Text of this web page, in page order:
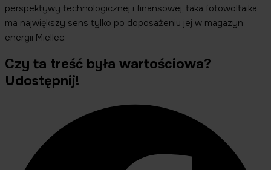
perspektywy technologicznej i finansowej, taka fotowoltaika
ma największy sens tylko po doposażeniu jej w magazyn
energii Miellec.
Czy ta treść była wartościowa?
Udostępnij!